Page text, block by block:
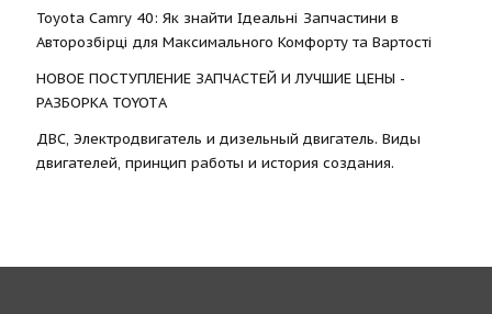
Toyota Camry 40: Як знайти Ідеальні Запчастини в
Авторозбірці для Максимального Комфорту та Вартості
НОВОЕ ПОСТУПЛЕНИЕ ЗАПЧАСТЕЙ И ЛУЧШИЕ ЦЕНЫ -
РАЗБОРКА TOYOTА
ДВС, Электродвигатель и дизельный двигатель. Виды
двигателей, принцип работы и история создания.